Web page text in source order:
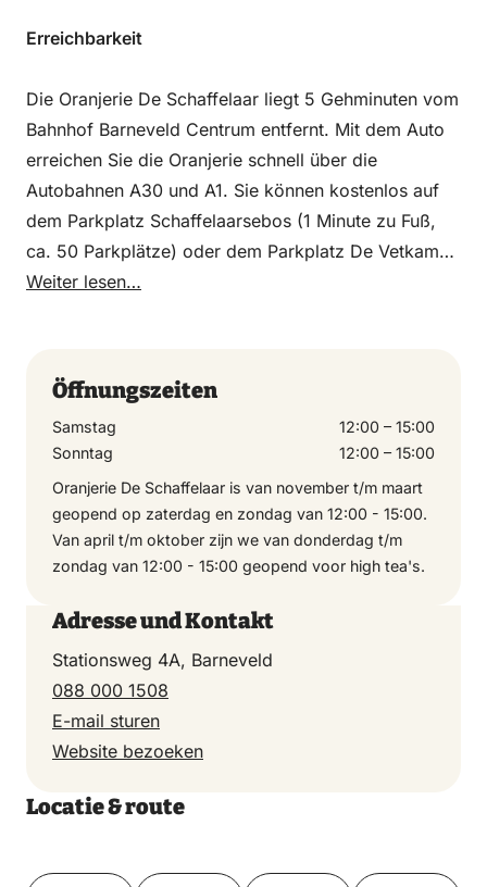
Erreichbarkeit
Die Oranjerie De Schaffelaar liegt 5 Gehminuten vom
Bahnhof Barneveld Centrum entfernt. Mit dem Auto
erreichen Sie die Oranjerie schnell über die
Autobahnen A30 und A1. Sie können kostenlos auf
dem Parkplatz Schaffelaarsebos (1 Minute zu Fuß,
ca. 50 Parkplätze) oder dem Parkplatz De Vetkamp
(3 Minuten zu Fuß, ca. 200 Parkplätze) parken.
Weiter lesen…
Öffnungszeiten
Samstag
12:00 – 15:00
Sonntag
12:00 – 15:00
Oranjerie De Schaffelaar is van november t/m maart
geopend op zaterdag en zondag van 12:00 - 15:00.
Van april t/m oktober zijn we van donderdag t/m
zondag van 12:00 - 15:00 geopend voor high tea's.
Adresse und Kontakt
Stationsweg 4A, Barneveld
088 000 1508
E-mail sturen
Website bezoeken
Locatie & route
Toon op kaart